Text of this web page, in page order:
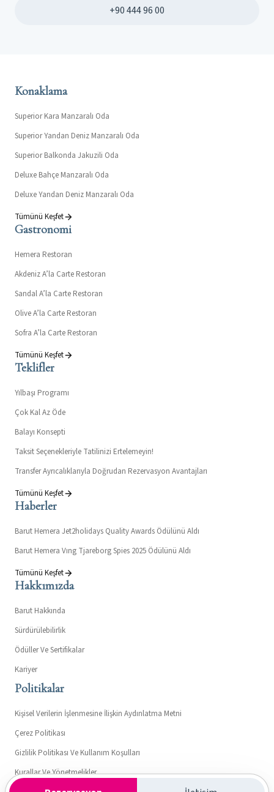
+90 444 96 00
Konaklama
Superior Kara Manzaralı Oda
Superior Yandan Deniz Manzaralı Oda
Superior Balkonda Jakuzili Oda
Deluxe Bahçe Manzaralı Oda
Deluxe Yandan Deniz Manzaralı Oda
Tümünü Keşfet
Gastronomi
Hemera Restoran
Akdeniz A’la Carte Restoran
Sandal A’la Carte Restoran
Olive A’la Carte Restoran
Sofra A’la Carte Restoran
Tümünü Keşfet
Teklifler
Yılbaşı Programı
Çok Kal Az Öde
Balayı Konsepti
Taksit Seçenekleriyle Tatilinizi Ertelemeyin!
Transfer Ayrıcalıklarıyla Doğrudan Rezervasyon Avantajları
Tümünü Keşfet
Haberler
Barut Hemera Jet2holidays Quality Awards Ödülünü Aldı
Barut Hemera Vıng Tjareborg Spies 2025 Ödülünü Aldı
Tümünü Keşfet
Hakkımızda
Barut Hakkında
Sürdürülebilirlik
Ödüller Ve Sertifikalar
Kariyer
Politikalar
Kişisel Verilerin İşlenmesine İlişkin Aydınlatma Metni
Çerez Politikası
Gizlilik Politikası Ve Kullanım Koşulları
Kurallar Ve Yönetmelikler